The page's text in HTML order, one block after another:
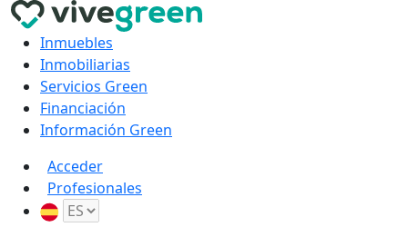
Inmuebles
Inmobiliarias
Servicios Green
Financiación
Información Green
Acceder
Profesionales